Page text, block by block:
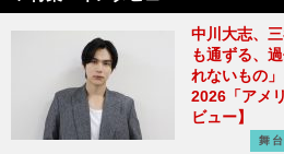
中川大志、
も通ずる、
れないもの
2026「アメ
ビュー】
舞